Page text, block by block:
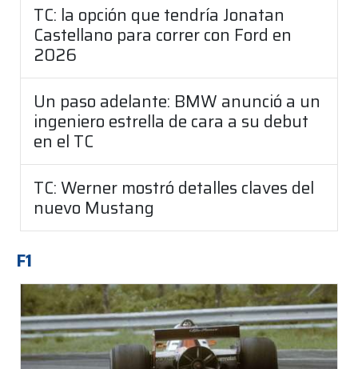
TC: la opción que tendría Jonatan
Castellano para correr con Ford en
2026
Un paso adelante: BMW anunció a un
ingeniero estrella de cara a su debut
en el TC
TC: Werner mostró detalles claves del
nuevo Mustang
F1